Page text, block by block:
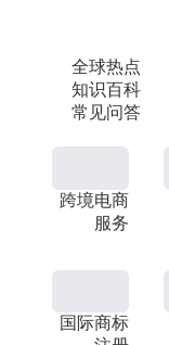
全球热点
知识百科
常见问答
跨境电商
服务
国际商标